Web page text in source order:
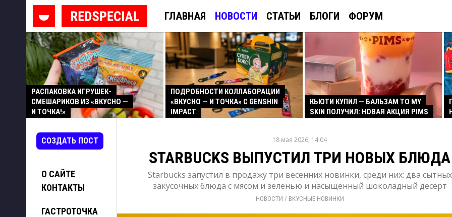
ГЛАВНАЯ НОВОСТИ СТАТЬИ БЛОГИ ФОРУМ
РАСПАКОВКА ИГРУШЕК-
СМЕШАРИКОВ ИЗ «ВКУСНО —
И ТОЧКА!»
ПОДРОБНОСТИ КОЛЛАБОРАЦИИ
«ВКУСНО — И ТОЧКА» С GENSHIN
IMPACT
КЬЮТИ КУПИЛ — БАЛЬЗАМ TO MY
SKIN ПОЛУЧИЛ: НОВАЯ АКЦИЯ PIMS
СОЗДАТЬ ПОСТ
О САЙТЕ
КОНТАКТЫ
ГАСТРОТОЧКА
18 мая 2026, 14:04
STARBUCKS ВЫПУСТИЛ ТРИ НОВЫХ БЛЮДА
Starbucks запустил в продажу три весенних новинки, среди них: два сытных
закусочных блюда с мясом и зеленью и насыщенный шоколадный десерт
НОВОСТИ / ВКУСНЫЕ НОВИНКИ